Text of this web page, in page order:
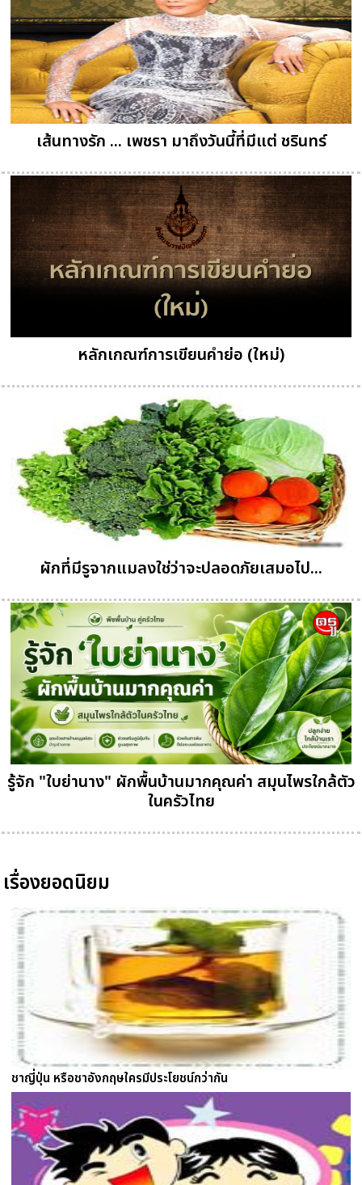
เส้นทางรัก ... เพชรา มาถึงวันนี้ที่มีแต่ ชรินทร์
หลักเกณฑ์การเขียนคำย่อ (ใหม่)
ผักที่มีรูจากแมลงใช่ว่าจะปลอดภัยเสมอไป...
รู้จัก "ใบย่านาง" ผักพื้นบ้านมากคุณค่า สมุนไพรใกล้ตัว
ในครัวไทย
เรื่องยอดนิยม
ชาญี่ปุ่น หรือชาอังกฤษใครมีประโยชน์กว่ากัน